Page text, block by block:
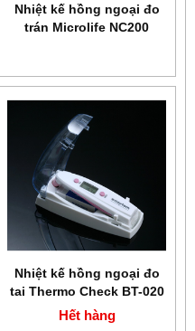
Nhiệt kế hồng ngoại đo
trán Microlife NC200
Nhiệt kế hồng ngoại đo
tai Thermo Check BT-020
Hết hàng